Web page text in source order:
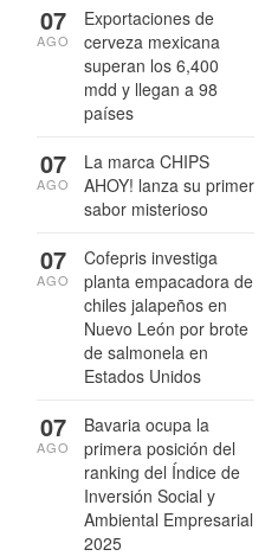
Exportaciones de
cerveza mexicana
superan los 6,400
mdd y llegan a 98
países
07
AGO
La marca CHIPS
AHOY! lanza su primer
sabor misterioso
07
AGO
Cofepris investiga
planta empacadora de
chiles jalapeños en
Nuevo León por brote
de salmonela en
Estados Unidos
07
AGO
Bavaria ocupa la
primera posición del
ranking del Índice de
Inversión Social y
Ambiental Empresarial
2025
07
AGO